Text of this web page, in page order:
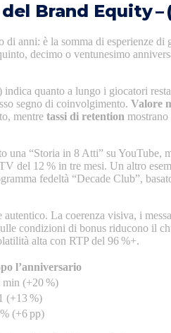
Brand Equity –
anni: è la somma di esperienze di
decimo o ventunesimo
indica quanto a lungo i giocatori
segno di coinvolgimento. Valore
mentre tassi di retention
“Storia in 8 Atti” su YouTube,
del 12 % in tre mesi. Un altro
fedeltà “Decade Club”,
La coerenza visiva, i
condizioni di bonus riducono il
alta con RTP del 96 %+.
l’anniversario
min (+20 %)
(+13 %)
(+6 pp)